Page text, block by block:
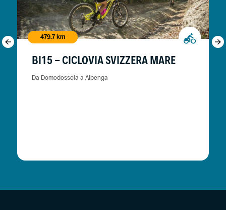
479.7 km
BI15 - CICLOVIA SVIZZERA MARE
Da Domodossola a Albenga